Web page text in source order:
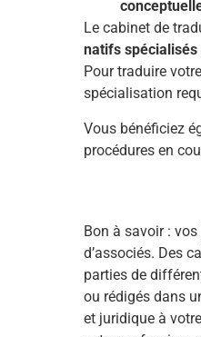
Le cabinet de
natifs spécialisés
Pour traduire
spécialisation
Vous bénéficiez
procédures en
Bon à savoir :
d’associés. Des
parties de
ou rédigés dans
et juridique à